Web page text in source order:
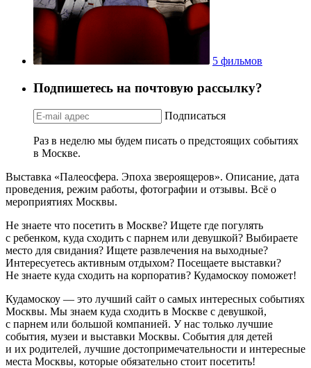
5 фильмов
Подпишетесь на почтовую рассылку?
Подписаться
Раз в неделю мы будем писать о предстоящих событиях
в Москве.
Выставка «Палеосфера. Эпоха звероящеров». Описание, дата
проведения, режим работы, фотографии и отзывы. Всё о
мероприятиях Москвы.
Не знаете что посетить в Москве? Ищете где погулять
с ребенком, куда сходить с парнем или девушкой? Выбираете
место для свидания? Ищете развлечения на выходные?
Интересуетесь активным отдыхом? Посещаете выставки?
Не знаете куда сходить на корпоратив? Кудамоскоу поможет!
Кудамоскоу — это лучший сайт о самых интересных событиях
Москвы. Мы знаем куда сходить в Москве с девушкой,
с парнем или большой компанией. У нас только лучшие
события, музеи и выставки Москвы. События для детей
и их родителей, лучшие достопримечательности и интересные
места Москвы, которые обязательно стоит посетить!